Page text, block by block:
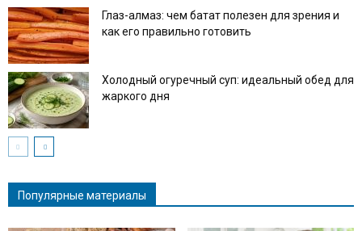
Глаз-алмаз: чем батат полезен для зрения и
как его правильно готовить
Холодный огуречный суп: идеальный обед для
жаркого дня
Популярные материалы